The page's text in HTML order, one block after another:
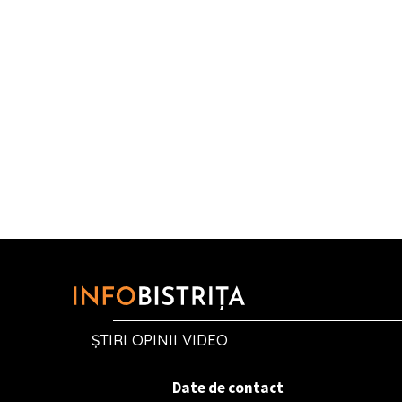
ȘTIRI OPINII VIDEO
Date de contact